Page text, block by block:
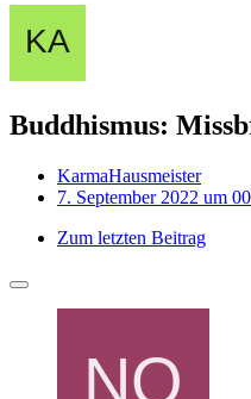
Buddhismus:
KarmaHausmeister
7. September 2022 um
Zum letzten Beitrag